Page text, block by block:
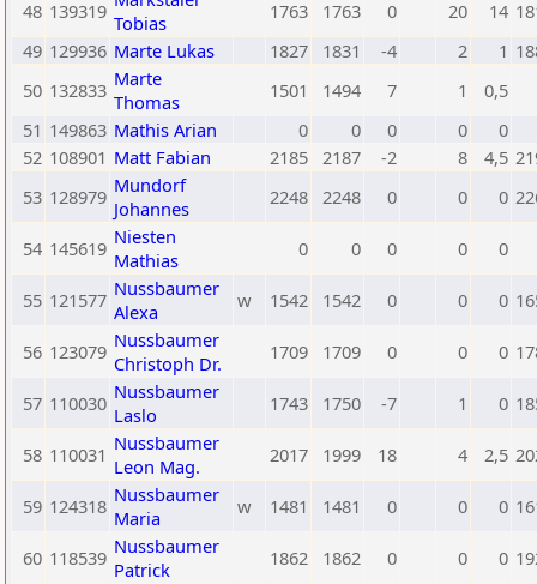
48 139319 Tobias
1763 1763 0 20 14
49 129936 Marte Lukas 1827 1831 -4 2 1
50 132833 Marte
Thomas
1501 1494 7 1
0,5
51 149863 Mathis Arian 0 0 0 0
0
52 108901 Matt Fabian 2185 2187 -2 8 4,5
53 128979 Mundorf
Johannes
2248 2248 0 0 0
54 145619 Niesten
Mathias
0 0 0 0 0
55 121577 Nussbaumer
Alexa
w 1542 1542 0 0 0
56 123079 Nussbaumer
Christoph Dr.
1709 1709 0 0 0
57 110030 Nussbaumer
Laslo
1743 1750 -7 1 0
58 110031 Nussbaumer
Leon Mag.
2017 1999 18 4 2,5
59 124318 Nussbaumer
Maria
w 1481 1481 0 0 0
60 118539 Nussbaumer
Patrick
1862 1862 0 0 0